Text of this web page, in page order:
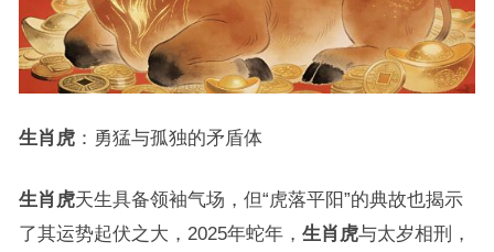
生肖虎：勇猛与孤独的矛盾体
生肖虎天生具备领袖气场，但“虎落平阳”的典故也揭示
了其运势起伏之大，2025年蛇年， 生肖虎与太岁相刑，